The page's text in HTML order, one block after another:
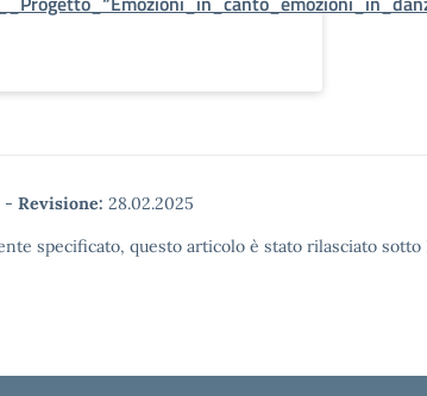
- Revisione: 28.02.2025
specificato, questo articolo è stato rilasciato